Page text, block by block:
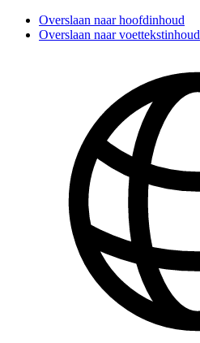
Overslaan naar hoofdinhoud
Overslaan naar voettekstinhoud